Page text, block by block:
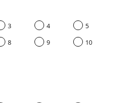
3 4
5
8 9
10